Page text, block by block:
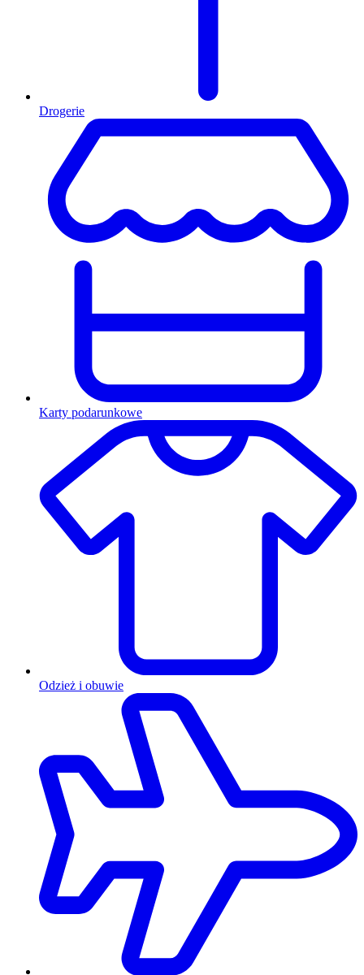
Drogerie
Karty podarunkowe
Odzież i obuwie